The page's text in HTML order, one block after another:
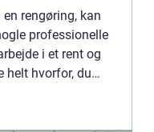
rengøring, kan
professionelle
i et rent og
helt hvorfor, du